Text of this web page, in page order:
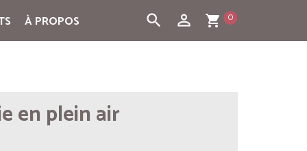
À PROPOS shopping_cart 0
person_outline
search
en plein air